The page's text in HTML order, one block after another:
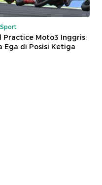
Practice Moto3 Inggris:
Ega di Posisi Ketiga